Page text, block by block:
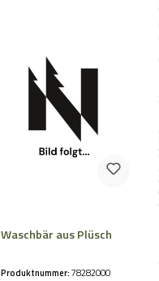
Waschbär aus Plüsch
Produktnummer:78282000